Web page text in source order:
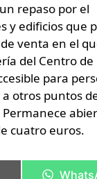
repaso por el
y edificios que
venta en el
del Centro de
para
otros puntos
cuatro euros.